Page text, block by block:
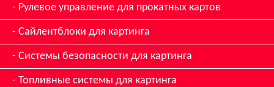
Рулевое управление для прокатных картов
Сайлентблоки для картинга
Системы безопасности для картинга
Топливные системы для картинга